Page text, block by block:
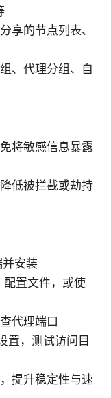
享的节点列表、
、代理分组、自
将敏感信息暴露
低被拦截或劫持
安装
置文件，或使
代理端口
置，测试访问目
提升稳定性与速